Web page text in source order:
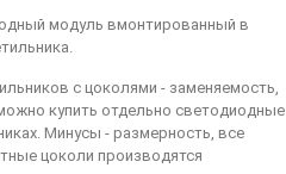
модуль вмонтированный в
с цоколями - заменяемость,
купить отдельно светодиодные
Минусы - размерность, все
цоколи производятся